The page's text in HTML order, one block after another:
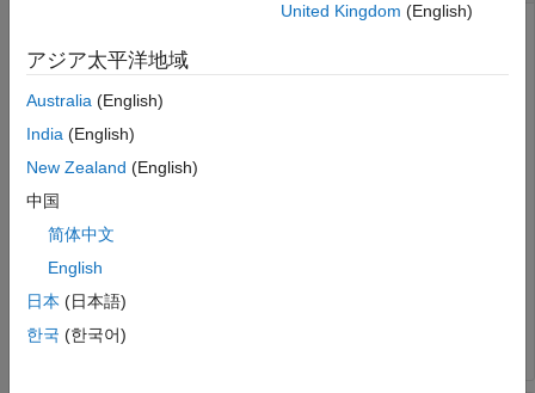
ます。
addLinkFlags(myBuildInfo,{
linkflags = getLinkFlags(myBuildInfo);
>> linkflags
linkflags =
    '-MD -Gy'    '-T'
United Kingdom (English)
アジア太平洋地域
Australia (English)
India (English)
New Zealand (English)
中国
简体中文
English
日本 (日本語)
한국 (한국어)